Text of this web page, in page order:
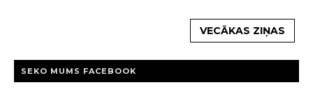
VECĀKAS ZIŅAS
SEKO MUMS FACEBOOK